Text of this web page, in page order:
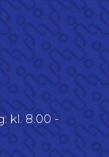
kl. 8.00 -